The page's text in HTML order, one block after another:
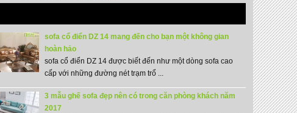
sofa cổ điển DZ 14 mang đến cho bạn một không gian
hoàn hảo
sofa cổ điển DZ 14 được biết đến như một dòng sofa cao
cấp với những đường nét trạm trổ ...
3 mẫu ghế sofa đẹp nên có trong căn phòng khách năm
2017